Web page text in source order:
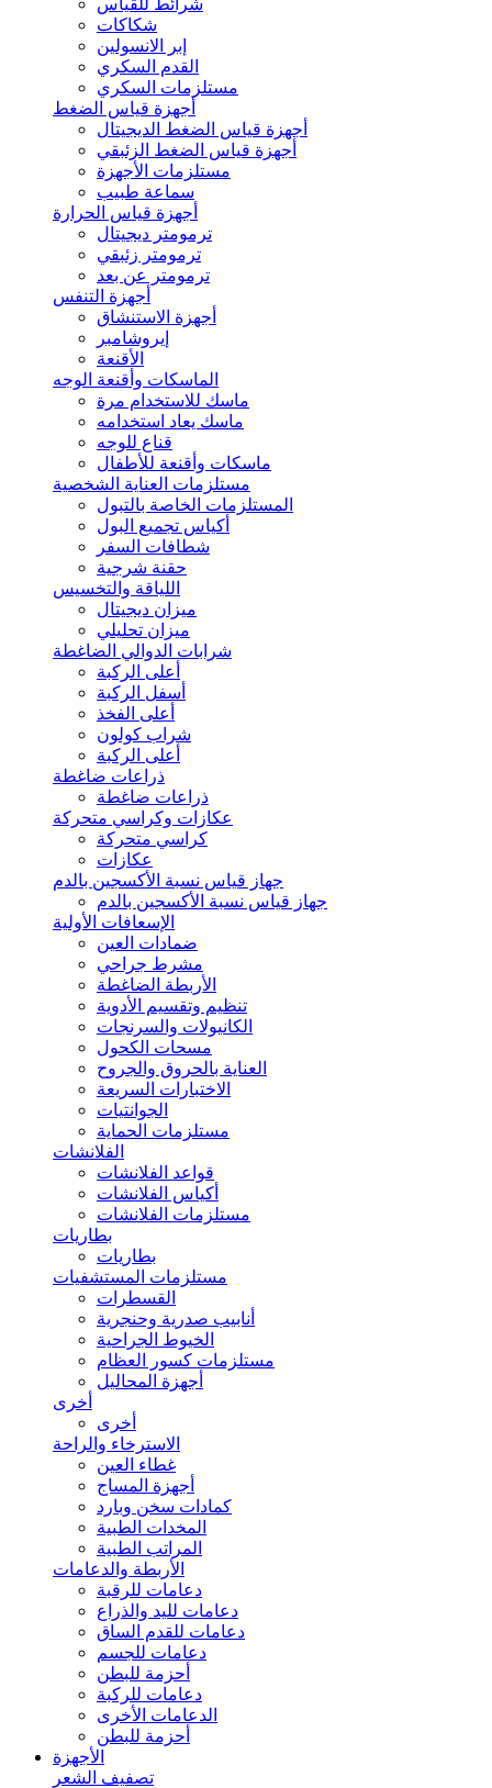
شرائط للقياس
شكاكات
إبر الانسولين
القدم السكري
مستلزمات السكري
أجهزة قياس الضغط
أجهزة قياس الضغط الديجيتال
أجهزة قياس الضغط الزئبقي
مستلزمات الأجهزة
سماعة طبيب
أجهزة قياس الحرارة
ترمومتر ديجيتال
ترمومتر زئبقي
ترمومتر عن بعد
أجهزة التنفس
أجهزة الاستنشاق
إيروشامبر
الأقنعة
الماسكات وأقنعة الوجه
ماسك للاستخدام مرة
ماسك يعاد استخدامه
قناع للوجه
ماسكات وأقنعة للأطفال
مستلزمات العناية الشخصية
المستلزمات الخاصة بالتبول
أكياس تجميع البول
شطافات السفر
حقنة شرجية
اللياقة والتخسيس
ميزان ديجيتال
ميزان تحليلي
شرابات الدوالي الضاغطة
أعلى الركبة
أسفل الركبة
أعلى الفخذ
شراب كولون
أعلى الركبة
ذراعات ضاغطة
ذراعات ضاغطة
عكازات وكراسي متحركة
كراسي متحركة
عكازات
جهاز قياس نسبة الأكسجين بالدم
جهاز قياس نسبة الأكسجين بالدم
الإسعافات الأولية
ضمادات العين
مشرط جراحي
الأربطة الضاغطة
تنظيم وتقسيم الأدوية
الكانيولات والسرنجات
مسحات الكحول
العناية بالحروق والجروح
الاختبارات السريعة
الجوانتيات
مستلزمات الحماية
الفلانشات
قواعد الفلانشات
أكياس الفلانشات
مستلزمات الفلانشات
بطاريات
بطاريات
مستلزمات المستشفيات
القسطرات
أنابيب صدرية وحنجرية
الخيوط الجراحية
مستلزمات كسور العظام
أجهزة المحاليل
أخرى
أخرى
الاسترخاء والراحة
غطاء العين
أجهزة المساج
كمادات سخن وبارد
المخدات الطبية
المراتب الطبية
الأربطة والدعامات
دعامات للرقبة
دعامات لليد والذراع
دعامات للقدم الساق
دعامات للجسم
أحزمة للبطن
دعامات للركبة
الدعامات الأخرى
أحزمة للبطن
الأجهزة
تصفيف الشعر